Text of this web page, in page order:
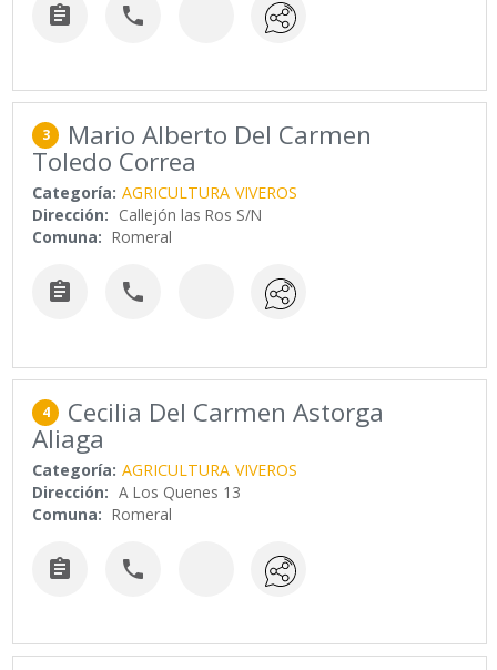
 
3 Mario Alberto Del Carmen
Toledo Correa
Categoría: AGRICULTURA VIVEROS
Dirección: Callejón las Ros S/N
Comuna: Romeral
 
4 Cecilia Del Carmen Astorga
Aliaga
Categoría: AGRICULTURA VIVEROS
Dirección: A Los Quenes 13
Comuna: Romeral
 